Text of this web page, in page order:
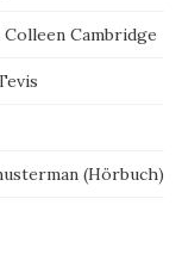
Cambridge
(Hörbuch)